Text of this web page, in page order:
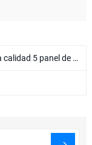
snapback con bordado personalizado/print logotipo